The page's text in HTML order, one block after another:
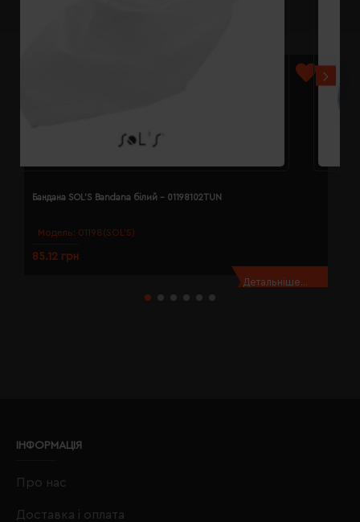
Модель: 01198(SOL’S)
Бандана SOL'S Bandana білий - 01198102TUN
85.12 грн
Детальніше...
ІНФОРМАЦІЯ
Про нас
Доставка і оплата